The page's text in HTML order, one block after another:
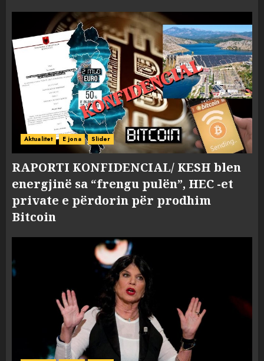
Aktualitet E jona Slider
RAPORTI KONFIDENCIAL/ KESH blen
energjinë sa “frengu pulën”, HEC -et
private e përdorin për prodhim
Bitcoin